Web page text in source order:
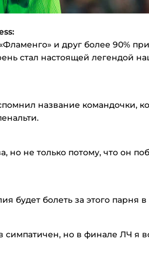
и друг более 90%
стал настоящей легендой
название командочки,
но не только потому, что он
будет болеть за этого парня
симпатичен, но в финале ЛЧ я